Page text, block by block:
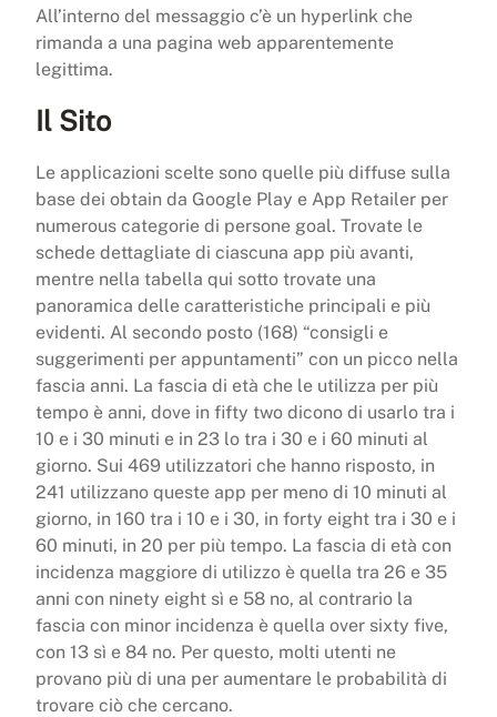
All’interno del messaggio c’è un hyperlink che
rimanda a una pagina web apparentemente
legittima.
Il Sito
Le applicazioni scelte sono quelle più diffuse sulla
base dei obtain da Google Play e App Retailer per
numerous categorie di persone goal. Trovate le
schede dettagliate di ciascuna app più avanti,
mentre nella tabella qui sotto trovate una
panoramica delle caratteristiche principali e più
evidenti. Al secondo posto (168) “consigli e
suggerimenti per appuntamenti” con un picco nella
fascia anni. La fascia di età che le utilizza per più
tempo è anni, dove in fifty two dicono di usarlo tra i
10 e i 30 minuti e in 23 lo tra i 30 e i 60 minuti al
giorno. Sui 469 utilizzatori che hanno risposto, in
241 utilizzano queste app per meno di 10 minuti al
giorno, in 160 tra i 10 e i 30, in forty eight tra i 30 e i
60 minuti, in 20 per più tempo. La fascia di età con
incidenza maggiore di utilizzo è quella tra 26 e 35
anni con ninety eight sì e 58 no, al contrario la
fascia con minor incidenza è quella over sixty five,
con 13 sì e 84 no. Per questo, molti utenti ne
provano più di una per aumentare le probabilità di
trovare ciò che cercano.